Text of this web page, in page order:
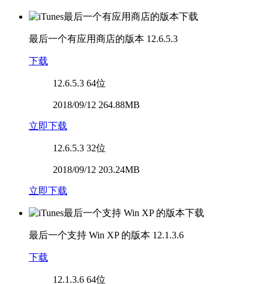
最后一个有应用商店的版本 12.6.5.3
下载
12.6.5.3 64位
2018/09/12 264.88MB
立即下载
12.6.5.3 32位
2018/09/12 203.24MB
立即下载
最后一个支持 Win XP 的版本 12.1.3.6
下载
12.1.3.6 64位